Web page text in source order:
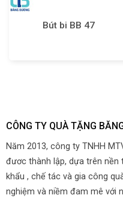
Bút bi BB 47
CÔNG TY QUÀ TẶNG
Năm 2013, công ty TNHH
đươc thành lập, dựa trên nền
khẩu , chế tác và gia công
nghiệm và niềm đam mê với